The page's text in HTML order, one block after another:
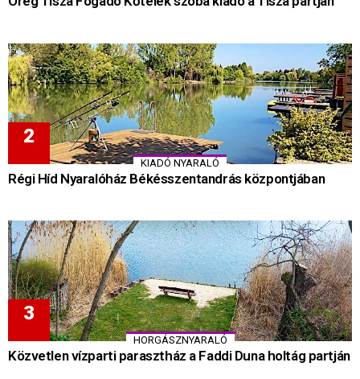
KIADÓ NYARALÓ
Régi Híd Nyaralóház Békésszentandrás központjában
HORGÁSZNYARALÓ
Közvetlen vízparti parasztház a Faddi Duna holtág partján